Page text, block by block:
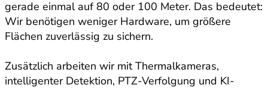
gerade einmal auf 80 oder 100 Meter. Das bedeutet:
Wir benötigen weniger Hardware, um größere
Flächen zuverlässig zu sichern.
Zusätzlich arbeiten wir mit Thermalkameras,
intelligenter Detektion, PTZ-Verfolgung und KI-